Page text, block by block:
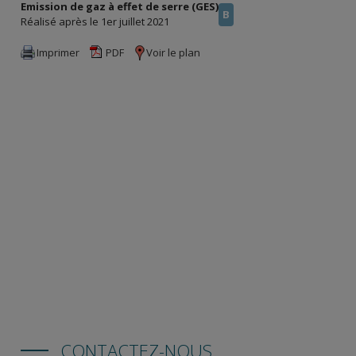
Emission de gaz à effet de serre (GES)
Réalisé après le 1er juillet 2021
B
Imprimer PDF Voir le plan
CONTACTEZ-NOUS